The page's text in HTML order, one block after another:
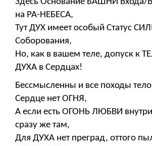
Здесь Основание БАШНИ Входа/
на РА-НЕБЕСА,
Тут ДУХ имеет особый Статус
Соборования,
Но, как в вашем теле, допуск к
ДУХА в Сердцах!
Бессмысленны и все походы
Сердце нет ОГНЯ,
А если есть ОГОНЬ ЛЮБВИ
сразу же там,
Для ДУХА нет преград, оттого